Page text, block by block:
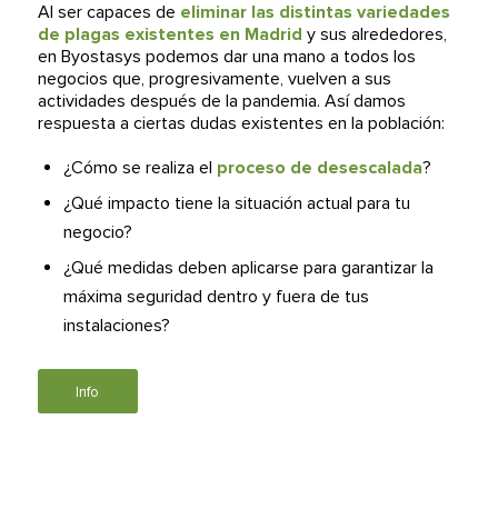
Al ser capaces de eliminar las distintas variedades
de plagas existentes en Madrid y sus alrededores,
en Byostasys podemos dar una mano a todos los
negocios que, progresivamente, vuelven a sus
actividades después de la pandemia. Así damos
respuesta a ciertas dudas existentes en la población:
¿Cómo se realiza el proceso de desescalada?
¿Qué impacto tiene la situación actual para tu
negocio?
¿Qué medidas deben aplicarse para garantizar la
máxima seguridad dentro y fuera de tus
instalaciones?
Info